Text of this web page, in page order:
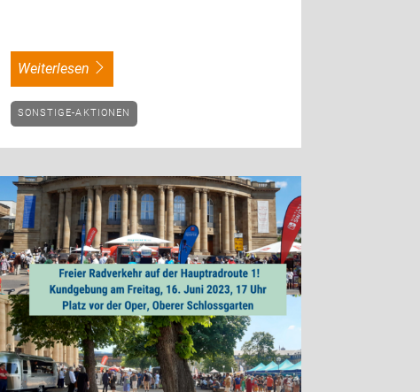
weiterlesen
SONSTIGE-AKTIONEN